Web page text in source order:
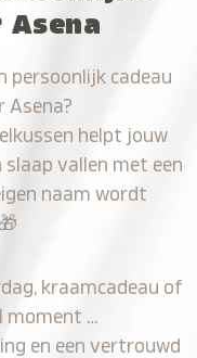
Asena
persoonlijk cadeau
Asena?
helpt jouw
vallen met een
naam wordt
🎁
kraamcadeau of
moment …
en een vertrouwd